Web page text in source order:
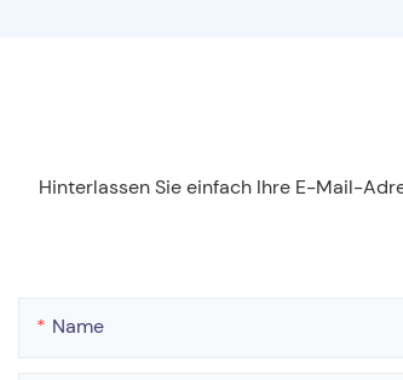
Hinterlassen Sie einfach Ihre E-Mail-
Name